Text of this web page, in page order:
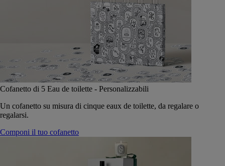
Cofanetto di 5 Eau de toilette - Personalizzabili
Un cofanetto su misura di cinque eaux de toilette, da regalare o
regalarsi.
Componi il tuo cofanetto